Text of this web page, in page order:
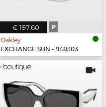
€ 197,60 P
Oakley
EXCHANGE SUN - 948303